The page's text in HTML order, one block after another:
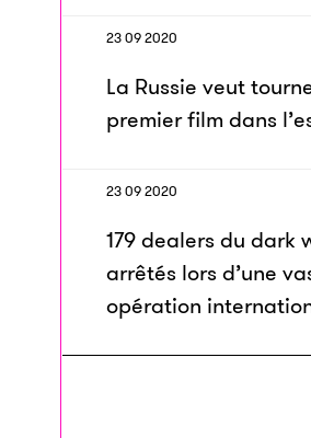
23 09 2020
La Russie veut
premier film dans
23 09 2020
179 dealers du dark
arrêtés lors d’une
opération